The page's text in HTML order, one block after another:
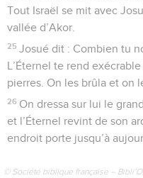
Tout Israël se mit avec
vallée d’Akor.
25 Josué dit : Combien tu
L’Éternel te rend
pierres. On les brûla et on
26 On dressa sur lui le
et l’Éternel revint de son
endroit porte jusqu’à
© Société biblique française –